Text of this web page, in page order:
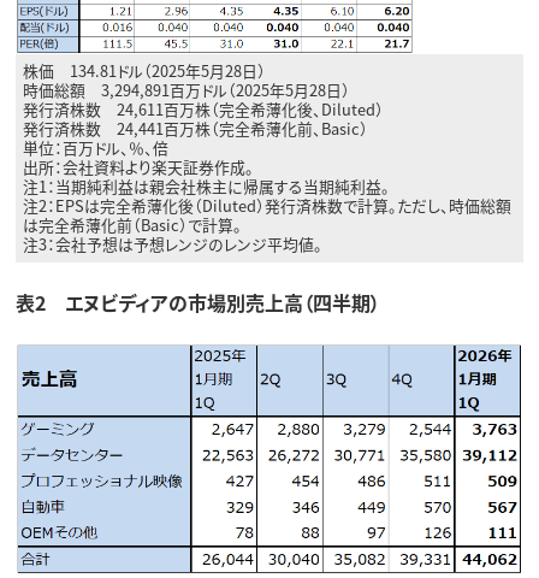
株価 134.81ドル（2025年5月28日）
時価総額 3,294,891百万ドル（2025年5月28日）
発行済株数 24,611百万株（完全希薄化後、Diluted）
発行済株数 24,441百万株（完全希薄化前、Basic）
単位：百万ドル、％、倍
出所：会社資料より楽天証券作成。
注1：当期純利益は親会社株主に帰属する当期純利益。
注2：EPSは完全希薄化後（Diluted）発行済株数で計算。ただし、時価総額
は完全希薄化前（Basic）で計算。
注3：会社予想は予想レンジのレンジ平均値。
表2 エヌビディアの市場別売上高（四半期）